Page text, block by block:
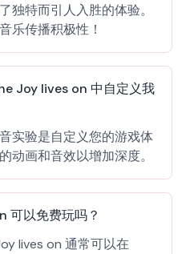
独特而引人入胜的体验。
乐传播积极性！
Joy lives on 中自定义我
实验是自定义您的游戏体
动画和音效以增加深度。
可以免费玩吗？
lives on 通常可以在